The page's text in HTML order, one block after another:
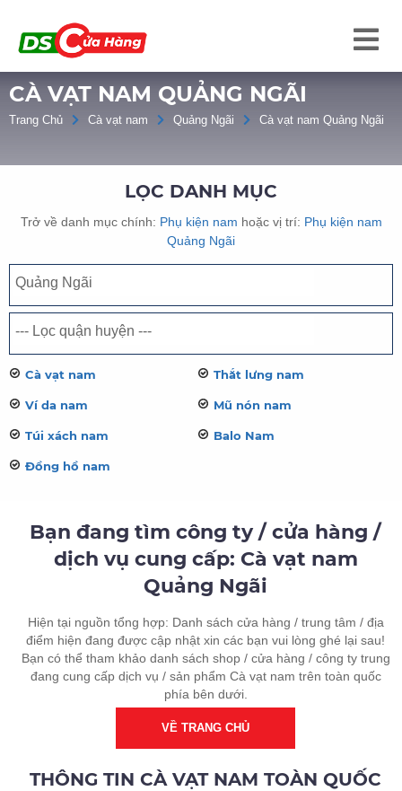
CÀ VẠT NAM QUẢNG NGÃI
Trang Chủ Cà vạt nam Quảng Ngãi Cà vạt nam Quảng Ngãi
LỌC DANH MỤC
Trở về danh mục chính: Phụ kiện nam hoặc vị trí: Phụ kiện nam
Quảng Ngãi
Cà vạt nam Thắt lưng nam
Ví da nam Mũ nón nam
Túi xách nam Balo Nam
Đồng hồ nam
Bạn đang tìm công ty / cửa hàng /
dịch vụ cung cấp: Cà vạt nam
Quảng Ngãi
Hiện tại nguồn tổng hợp: Danh sách cửa hàng / trung tâm / địa
điểm hiện đang được cập nhật xin các bạn vui lòng ghé lại sau!
Bạn có thể tham khảo danh sách shop / cửa hàng / công ty trung
đang cung cấp dịch vụ / sản phẩm Cà vạt nam trên toàn quốc
phía bên dưới.
VỀ TRANG CHỦ
THÔNG TIN CÀ VẠT NAM TOÀN QUỐC